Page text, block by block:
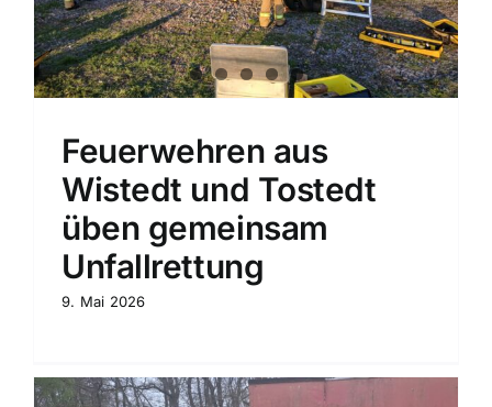
Feuerwehren aus
Wistedt und Tostedt
üben gemeinsam
Unfallrettung
9. Mai 2026